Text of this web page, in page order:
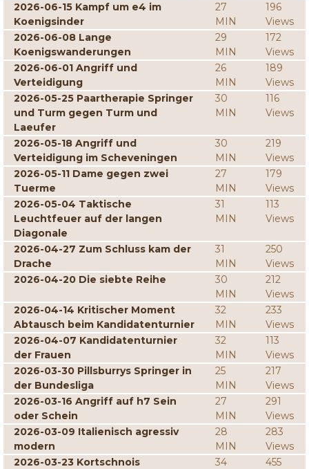
2026-06-15 Kampf um e4 im
Koenigsinder
27
MIN
196
Views
2026-06-08 Lange
Koenigswanderungen
29
MIN
172
Views
2026-06-01 Angriff und
Verteidigung
26
MIN
189
Views
2026-05-25 Paartherapie Springer
und Turm gegen Turm und
Laeufer
30
MIN
116
Views
2026-05-18 Angriff und
Verteidigung im Scheveningen
30
MIN
219
Views
2026-05-11 Dame gegen zwei
Tuerme
27
MIN
179
Views
2026-05-04 Taktische
Leuchtfeuer auf der langen
Diagonale
31
MIN
113
Views
2026-04-27 Zum Schluss kam der
Drache
31
MIN
250
Views
2026-04-20 Die siebte Reihe
30
MIN
212
Views
2026-04-14 Kritischer Moment
Abtausch beim Kandidatenturnier
32
MIN
233
Views
2026-04-07 Kandidatenturnier
der Frauen
32
MIN
113
Views
2026-03-30 Pillsburrys Springer in
der Bundesliga
25
MIN
217
Views
2026-03-16 Angriff auf h7 Sein
oder Schein
27
MIN
291
Views
2026-03-09 Italienisch agressiv
modern
28
MIN
283
Views
2026-03-23 Kortschnois
34
455